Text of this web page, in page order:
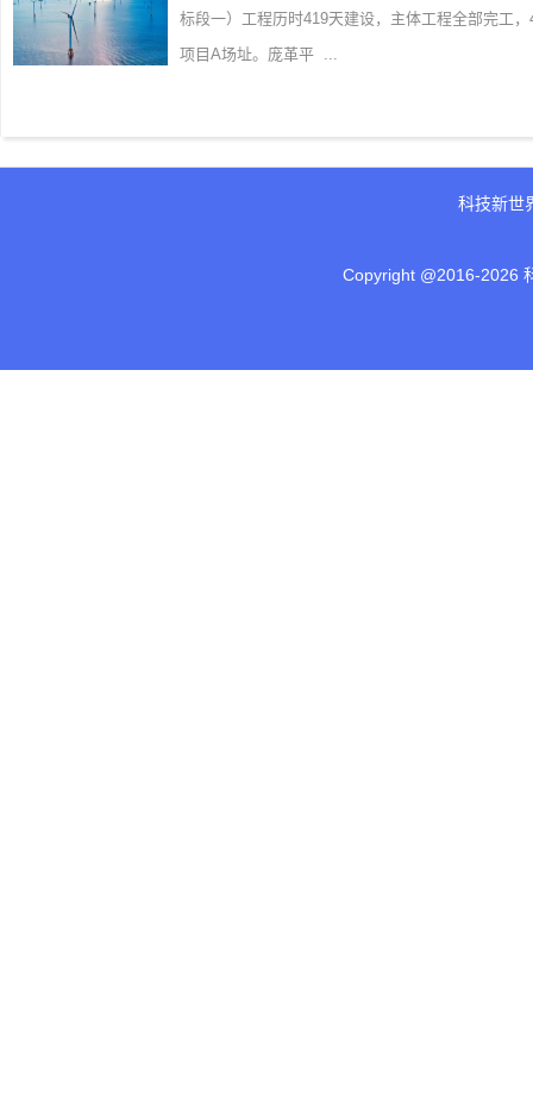
标段一）工程历时419天建设，主体工程全部完工
项目A场址。庞革平 ...
科技新世
Copyright @2016-2026